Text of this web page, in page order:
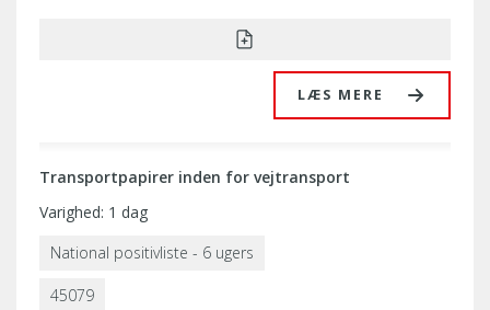
LÆS MERE
Transportpapirer inden for vejtransport
National positivliste - 6 ugers
45079
Varighed: 1 dag